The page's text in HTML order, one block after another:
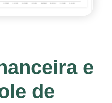
e
de